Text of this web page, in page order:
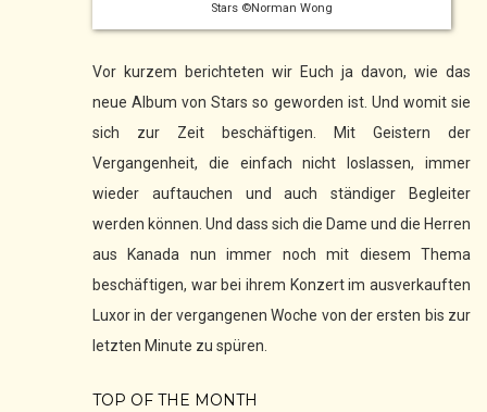
Stars ©Norman Wong
Vor kurzem berichteten wir Euch ja davon, wie das
neue Album von Stars so geworden ist. Und womit sie
sich zur Zeit beschäftigen. Mit Geistern der
Vergangenheit, die einfach nicht loslassen, immer
wieder auftauchen und auch ständiger Begleiter
werden können. Und dass sich die Dame und die Herren
aus Kanada nun immer noch mit diesem Thema
beschäftigen, war bei ihrem Konzert im ausverkauften
Luxor in der vergangenen Woche von der ersten bis zur
letzten Minute zu spüren.
TOP OF THE MONTH